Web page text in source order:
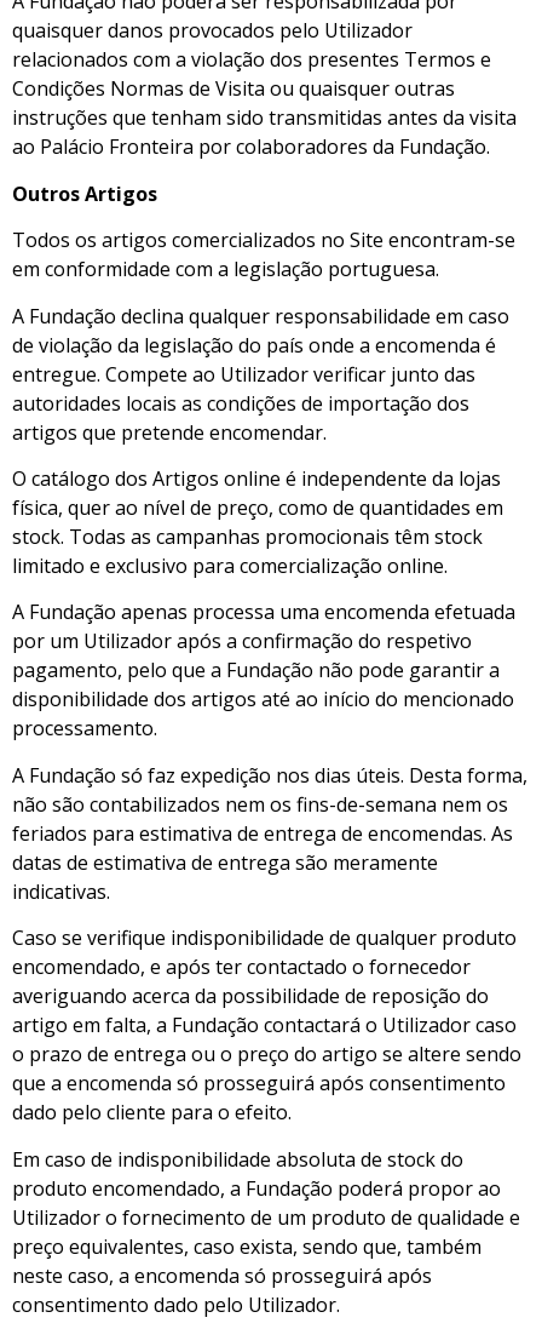
quaisquer danos provocados pelo Utilizador
relacionados com a violação dos presentes Termos e
Condições Normas de Visita ou quaisquer outras
instruções que tenham sido transmitidas antes da visita
ao Palácio Fronteira por colaboradores da Fundação.
Outros Artigos
Todos os artigos comercializados no Site encontram-se
em conformidade com a legislação portuguesa.
A Fundação declina qualquer responsabilidade em caso
de violação da legislação do país onde a encomenda é
entregue. Compete ao Utilizador verificar junto das
autoridades locais as condições de importação dos
artigos que pretende encomendar.
O catálogo dos Artigos online é independente da lojas
física, quer ao nível de preço, como de quantidades em
stock. Todas as campanhas promocionais têm stock
limitado e exclusivo para comercialização online.
A Fundação apenas processa uma encomenda efetuada
por um Utilizador após a confirmação do respetivo
pagamento, pelo que a Fundação não pode garantir a
disponibilidade dos artigos até ao início do mencionado
processamento.
A Fundação só faz expedição nos dias úteis. Desta forma,
não são contabilizados nem os fins-de-semana nem os
feriados para estimativa de entrega de encomendas. As
datas de estimativa de entrega são meramente
indicativas.
Caso se verifique indisponibilidade de qualquer produto
encomendado, e após ter contactado o fornecedor
averiguando acerca da possibilidade de reposição do
artigo em falta, a Fundação contactará o Utilizador caso
o prazo de entrega ou o preço do artigo se altere sendo
que a encomenda só prosseguirá após consentimento
dado pelo cliente para o efeito.
Em caso de indisponibilidade absoluta de stock do
produto encomendado, a Fundação poderá propor ao
Utilizador o fornecimento de um produto de qualidade e
preço equivalentes, caso exista, sendo que, também
neste caso, a encomenda só prosseguirá após
consentimento dado pelo Utilizador.